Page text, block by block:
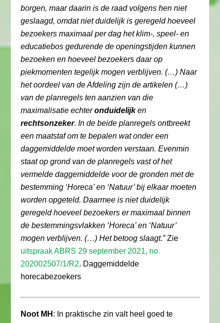
borgen, maar daarin is de raad volgens hen niet
geslaagd, omdat niet duidelijk is geregeld hoeveel
bezoekers maximaal per dag het klim-, speel- en
educatiebos gedurende de openingstijden kunnen
bezoeken en hoeveel bezoekers daar op
piekmomenten tegelijk mogen verblijven. (…) Naar
het oordeel van de Afdeling zijn de artikelen (…)
van de planregels ten aanzien van die
maximalisatie echteronduidelijken
rechtsonzeker. In de beide planregels ontbreekt
een maatstaf om te bepalen wat onder een
daggemiddelde moet worden verstaan. Evenmin
staat op grond van de planregels vast of het
vermelde daggemiddelde voor de gronden met de
bestemming ‘Horeca’ en ‘Natuur’ bij elkaar moeten
worden opgeteld. Daarmee is niet duidelijk
geregeld hoeveel bezoekers er maximaal binnen
de bestemmingsvlakken ‘Horeca’ en ‘Natuur’
mogen verblijven. (…) Het betoog slaagt.”Zie
uitspraak ABRS 29 september 2021, no.
202002507/1/R2. Daggemiddelde
horecabezoekers
Noot MH : In praktische zin valt heel goed te